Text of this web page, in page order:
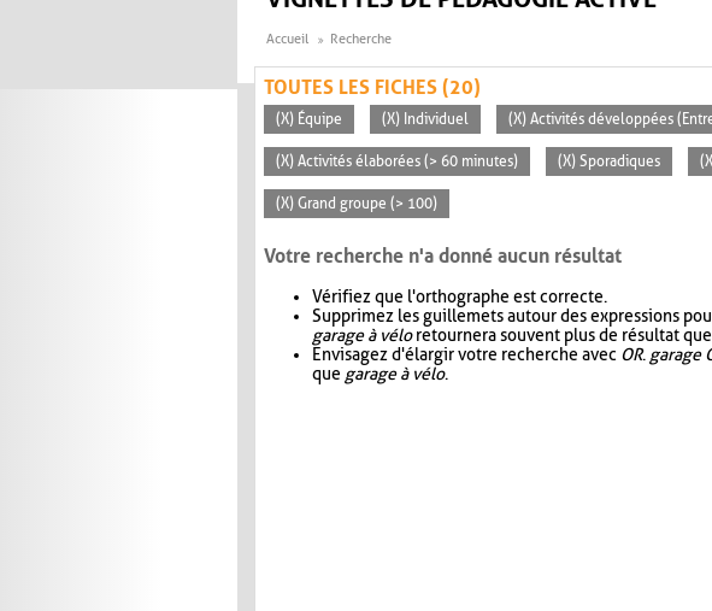
Accueil Recherche
TOUTES LES FICHES (20)
(X) Équipe (X) Individuel (X) Activités développées
(X) Activités élaborées (> 60 minutes) (X) Sporadiques
(X) Grand groupe (> 100)
Votre recherche n'a donné aucun résultat
Vérifiez que l'orthographe est correcte.
Supprimez les guillemets autour des expressions
garage à véloretournera souvent plus de résultat que
Envisagez d'élargir votre recherche avec OR. garage
que garage à vélo.